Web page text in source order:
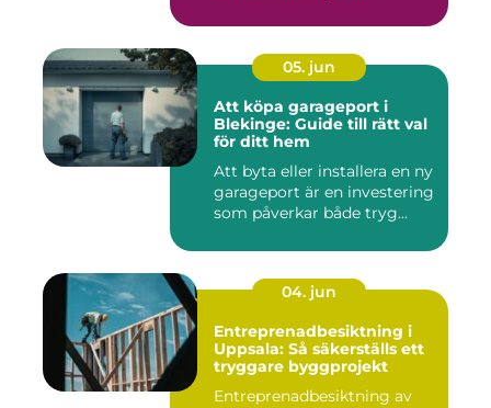
05. jun
Att köpa garageport i
Blekinge: Guide till rätt val
för ditt hem
Att byta eller installera en ny
garageport är en investering
som påverkar både tryg...
04. jun
Entreprenadbesiktning i
Uppsala: Så säkerställs ett
tryggare byggprojekt
Entreprenadbesiktning av